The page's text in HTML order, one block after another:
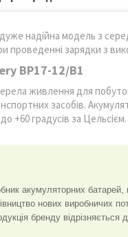
надійна модель з
проведенні зарядки з
BP17-12/B1
живлення для
засобів.
градусів за
акумуляторних
нових виробничих
бренду